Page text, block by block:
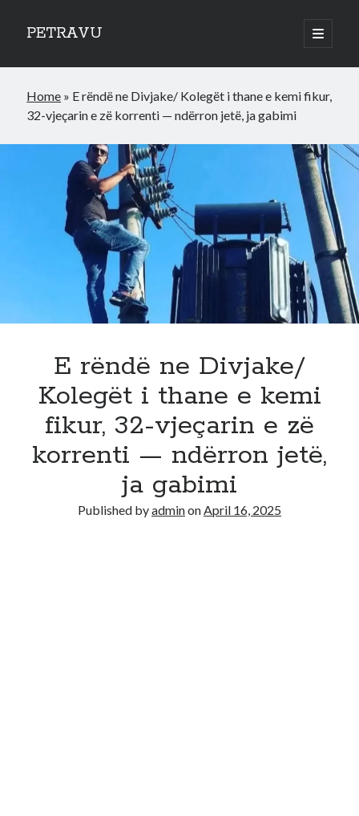
PETRAVU
open
primary
Sidebar
Bank
Credit Cards
Home » E rëndë ne Divjake/ Kolegët i thane e kemi fikur,
32-vjeçarin e zë korrenti — ndërron jetë, ja gabimi
E rëndë ne Divjake/
Kolegët i thane e kemi
fikur, 32-vjeçarin e zë
korrenti — ndërron jetë,
ja gabimi
Published byadminonApril 16, 2025